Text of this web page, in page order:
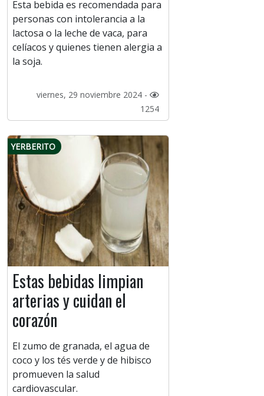
Esta bebida es recomendada para
personas con intolerancia a la
lactosa o la leche de vaca, para
celíacos y quienes tienen alergia a
la soja.
viernes, 29 noviembre 2024 -
1254
YERBERITO
Estas bebidas limpian
arterias y cuidan el
corazón
El zumo de granada, el agua de
coco y los tés verde y de hibisco
promueven la salud
cardiovascular.